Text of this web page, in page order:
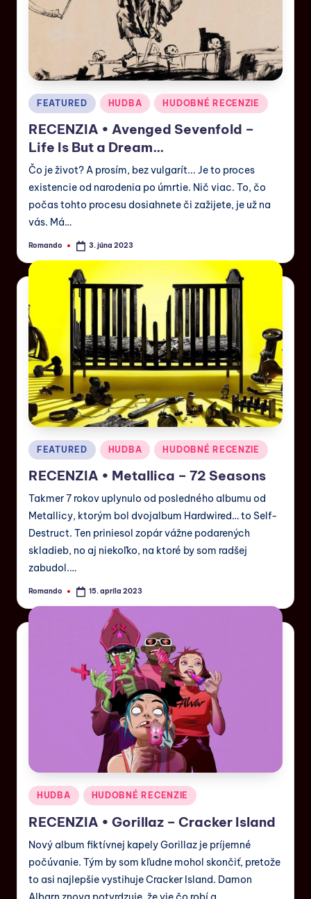
FEATURED HUDBA HUDOBNÉ RECENZIE
RECENZIA • Avenged Sevenfold –
Life Is But a Dream…
Čo je život? A prosím, bez vulgarít... Je to proces
existencie od narodenia po úmrtie. Nič viac. To, čo
počas tohto procesu dosiahnete či zažijete, je už na
vás. Má…
Romando 3. júna 2023
FEATURED HUDBA HUDOBNÉ RECENZIE
RECENZIA • Metallica – 72 Seasons
Takmer 7 rokov uplynulo od posledného albumu od
Metallicy, ktorým bol dvojalbum Hardwired… to Self-
Destruct. Ten priniesol zopár vážne podarených
skladieb, no aj niekoľko, na ktoré by som radšej
zabudol.…
Romando 15. apríla 2023
HUDBA HUDOBNÉ RECENZIE
RECENZIA • Gorillaz – Cracker Island
Nový album fiktívnej kapely Gorillaz je príjemné
počúvanie. Tým by som kľudne mohol skončiť, pretože
to asi najlepšie vystihuje Cracker Island. Damon